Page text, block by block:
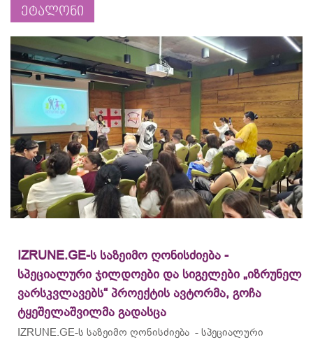
ეტალონი
IZRUNE.GE-ს საზეიმო ღონისძიება -
სპეციალური ჯილდოები და სიგელები „იზრუნელ
ვარსკვლავებს“ პროექტის ავტორმა, გოჩა
ტყეშელაშვილმა გადასცა
IZRUNE.GE-ს საზეიმო ღონისძიება - სპეციალური